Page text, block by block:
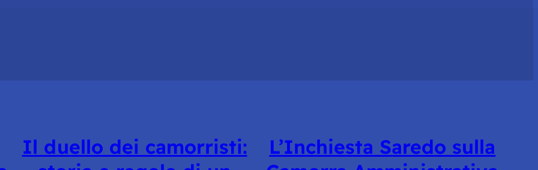
Il duello dei camorristi:
L’Inchiesta Saredo sulla